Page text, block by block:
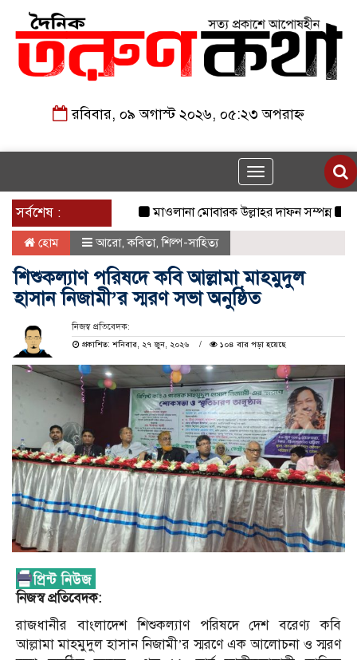
রবিবার, ০৯ অগাস্ট ২০২৬, ০৫:২৩ অপরাহ্ন
Toggle
navigation
সর্বশেষ :
মাওলানা মোবারক উল্লাহর দাফন সম্পন্ন ২৩তম
হোম আরো,কবিতা,শিল্প-সাহিত্য
শিশুকল্যাণ পরিষদে কবি আল্লামা মাহমুদুল
হাসান নিজামী’র স্মরণ সভা অনুষ্ঠিত
নিজস্ব প্রতিবেদক:
প্রকাশিত: শনিবার, ২৭ জুন, ২০২৬
১০৪ বার পড়া হয়েছে
নিজস্ব প্রতিবেদক:
রাজধানীর বাংলাদেশ শিশুকল্যাণ পরিষদে দেশ বরেণ্য কবি
আল্লামা মাহমুদুল হাসান নিজামী’র স্মরণে এক আলোচনা ও স্মরণ